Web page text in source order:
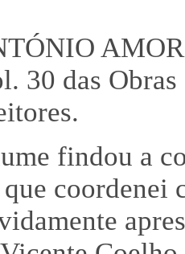
30 das
findou a
que